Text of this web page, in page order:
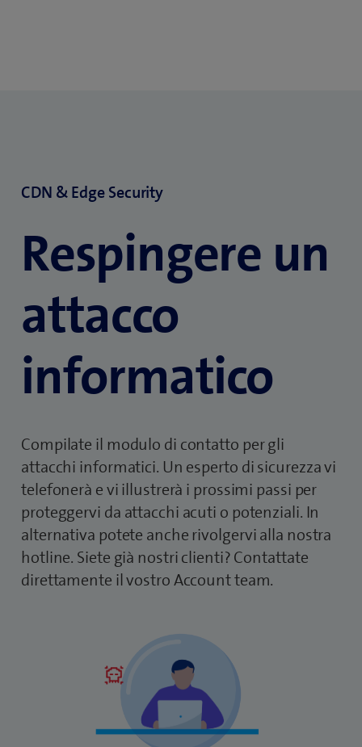
CDN & Edge Security
Respingere un
attacco
informatico
Compilate il modulo di contatto per gli
attacchi informatici. Un esperto di sicurezza vi
telefonerà e vi illustrerà i prossimi passi per
proteggervi da attacchi acuti o potenziali. In
alternativa potete anche rivolgervi alla nostra
hotline. Siete già nostri clienti? Contattate
direttamente il vostro Account team.